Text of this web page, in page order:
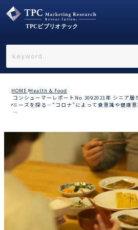
←戻る
業界で選ぶ
カテゴリで選ぶ
HOME Health & Food
コンシューマーレポートNo.3092021年 シニア層
ニーズを探る―“コロナ”によって食意識や健康
―